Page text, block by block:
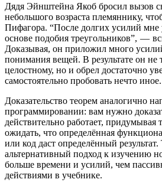
Дядя Эйнштейна Якоб бросил вызов
небольшого возраста племяннику,
Пифагора. “После долгих усилий мне
основе подобия треугольников”, —
Доказывая, он приложил много
понимания вещей. В результате он не
целостному, но и обрел достаточно
самостоятельно пробовать нечто иное.
Доказательство теорем аналогично
программировании: вам нужно
действительно работает, придумывая
ожидать, что определённая
или код даст определённый
альтернативный подход к изучению
больше времени и усилий, чем
действиями в учебнике.